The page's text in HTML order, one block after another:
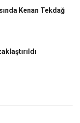
Kenan Tekdağ